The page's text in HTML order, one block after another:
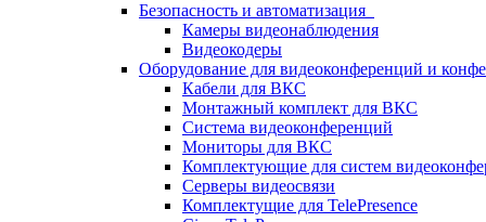
Безопасность и автоматизация
Камеры видеонаблюдения
Видеокодеры
Оборудование для видеоконференций и
Кабели для ВКС
Монтажный комплект для ВКС
Система видеоконференций
Мониторы для ВКС
Комплектующие для систем
Серверы видеосвязи
Комплектущие для TelePresence